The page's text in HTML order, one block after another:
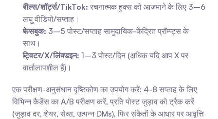
रील्स/शॉर्ट्स/TikTok: रचनात्मक हुक्स को आजमाने के लिए 3–6
लघु वीडियो/सप्ताह।
फेसबुक: 3–5 पोस्ट/सप्ताह सामुदायिक-केंद्रित प्रॉम्प्ट्स के
साथ।
ट्विटर/X/लिंक्डइन: 1–3 पोस्ट/दिन (अधिक यदि आप X पर
वार्तालापशील हैं)।
एक परीक्षण-अनुसंधान दृष्टिकोण का उपयोग करें: 4-8 सप्ताह के लिए
विभिन्न कैडेंस का A/B परीक्षण करें, प्रति पोस्ट जुड़ाव को ट्रैक करें
(जुड़ाव दर, शेयर, सेव्स, उत्पन्न DMs), फिर संकेतों के आधार पर आवृत्ति